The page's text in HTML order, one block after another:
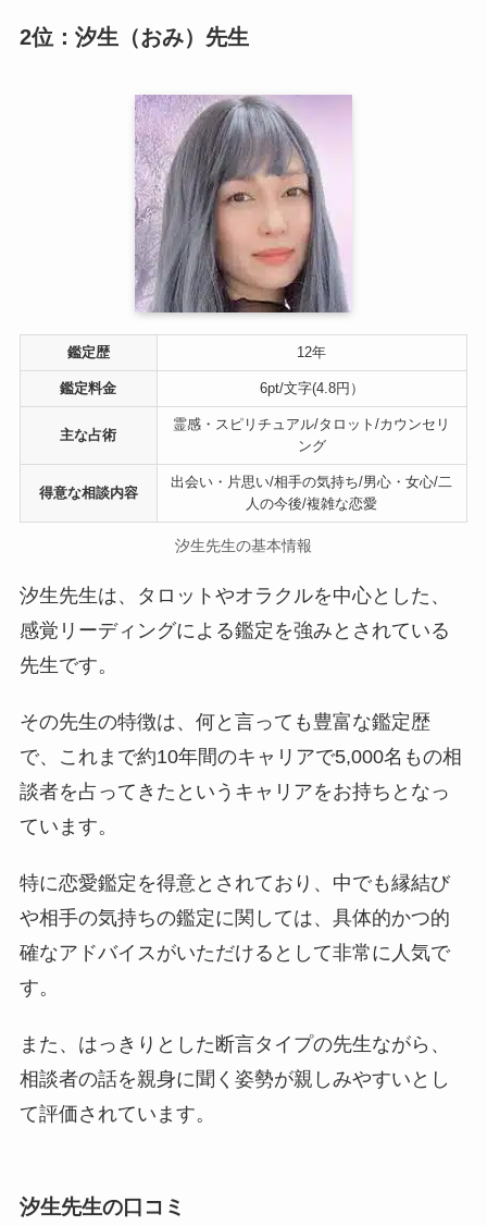
2位：汐生（おみ）先生
鑑定歴 12年
鑑定料金 6pt/文字(4.8円）
主な占術
霊感・スピリチュアル/タロット/カウンセリ
ング
得意な相談内容
出会い・片思い/相手の気持ち/男心・女心/二
人の今後/複雑な恋愛
汐生先生の基本情報
汐生先生は、タロットやオラクルを中心とした、
感覚リーディングによる鑑定を強みとされている
先生です。
その先生の特徴は、何と言っても豊富な鑑定歴
で、これまで約10年間のキャリアで5,000名もの相
談者を占ってきたというキャリアをお持ちとなっ
ています。
特に恋愛鑑定を得意とされており、中でも縁結び
や相手の気持ちの鑑定に関しては、具体的かつ的
確なアドバイスがいただけるとして非常に人気で
す。
また、はっきりとした断言タイプの先生ながら、
相談者の話を親身に聞く姿勢が親しみやすいとし
て評価されています。
汐生先生の口コミ